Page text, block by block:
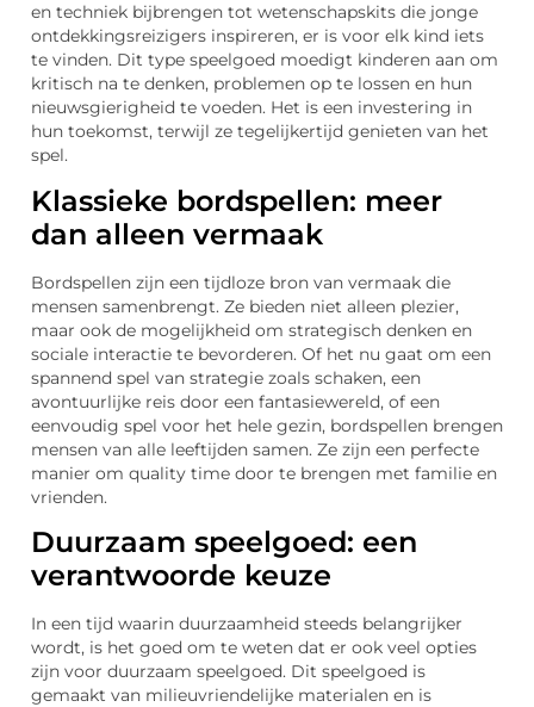
en techniek bijbrengen tot wetenschapskits die jonge
ontdekkingsreizigers inspireren, er is voor elk kind iets
te vinden. Dit type speelgoed moedigt kinderen aan om
kritisch na te denken, problemen op te lossen en hun
nieuwsgierigheid te voeden. Het is een investering in
hun toekomst, terwijl ze tegelijkertijd genieten van het
spel.
Klassieke bordspellen: meer
dan alleen vermaak
Bordspellen zijn een tijdloze bron van vermaak die
mensen samenbrengt. Ze bieden niet alleen plezier,
maar ook de mogelijkheid om strategisch denken en
sociale interactie te bevorderen. Of het nu gaat om een
spannend spel van strategie zoals schaken, een
avontuurlijke reis door een fantasiewereld, of een
eenvoudig spel voor het hele gezin, bordspellen brengen
mensen van alle leeftijden samen. Ze zijn een perfecte
manier om quality time door te brengen met familie en
vrienden.
Duurzaam speelgoed: een
verantwoorde keuze
In een tijd waarin duurzaamheid steeds belangrijker
wordt, is het goed om te weten dat er ook veel opties
zijn voor duurzaam speelgoed. Dit speelgoed is
gemaakt van milieuvriendelijke materialen en is